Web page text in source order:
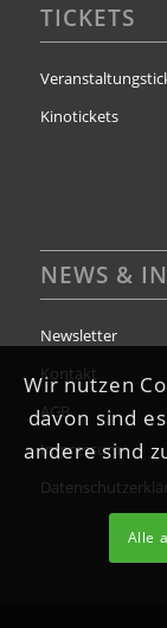
TICKETS
Kinotickets
NEWS &
Newsletter
Kontakt
AGB
Impressum
Wir nutzen
davon sind
andere sind
Alle